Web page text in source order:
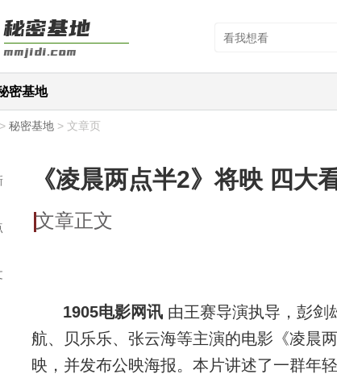
密基地
> 秘密基地 > 文章页
《凌晨两点半2》将映 四大
文章正文
1905电影网讯 由王赛导演执导，彭剑
航、贝乐乐、张云海等主演的电影《凌晨
映，并发布公映海报。本片讲述了一群年